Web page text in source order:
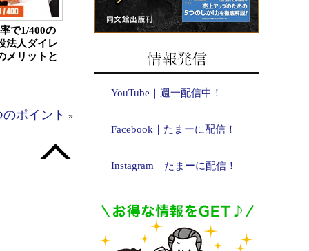
で1/400の
法人ダイレ
メリットと
ポイント »
YouTube｜週一配信中！
Facebook｜たまーに配信！
Instagram｜たまーに配信！